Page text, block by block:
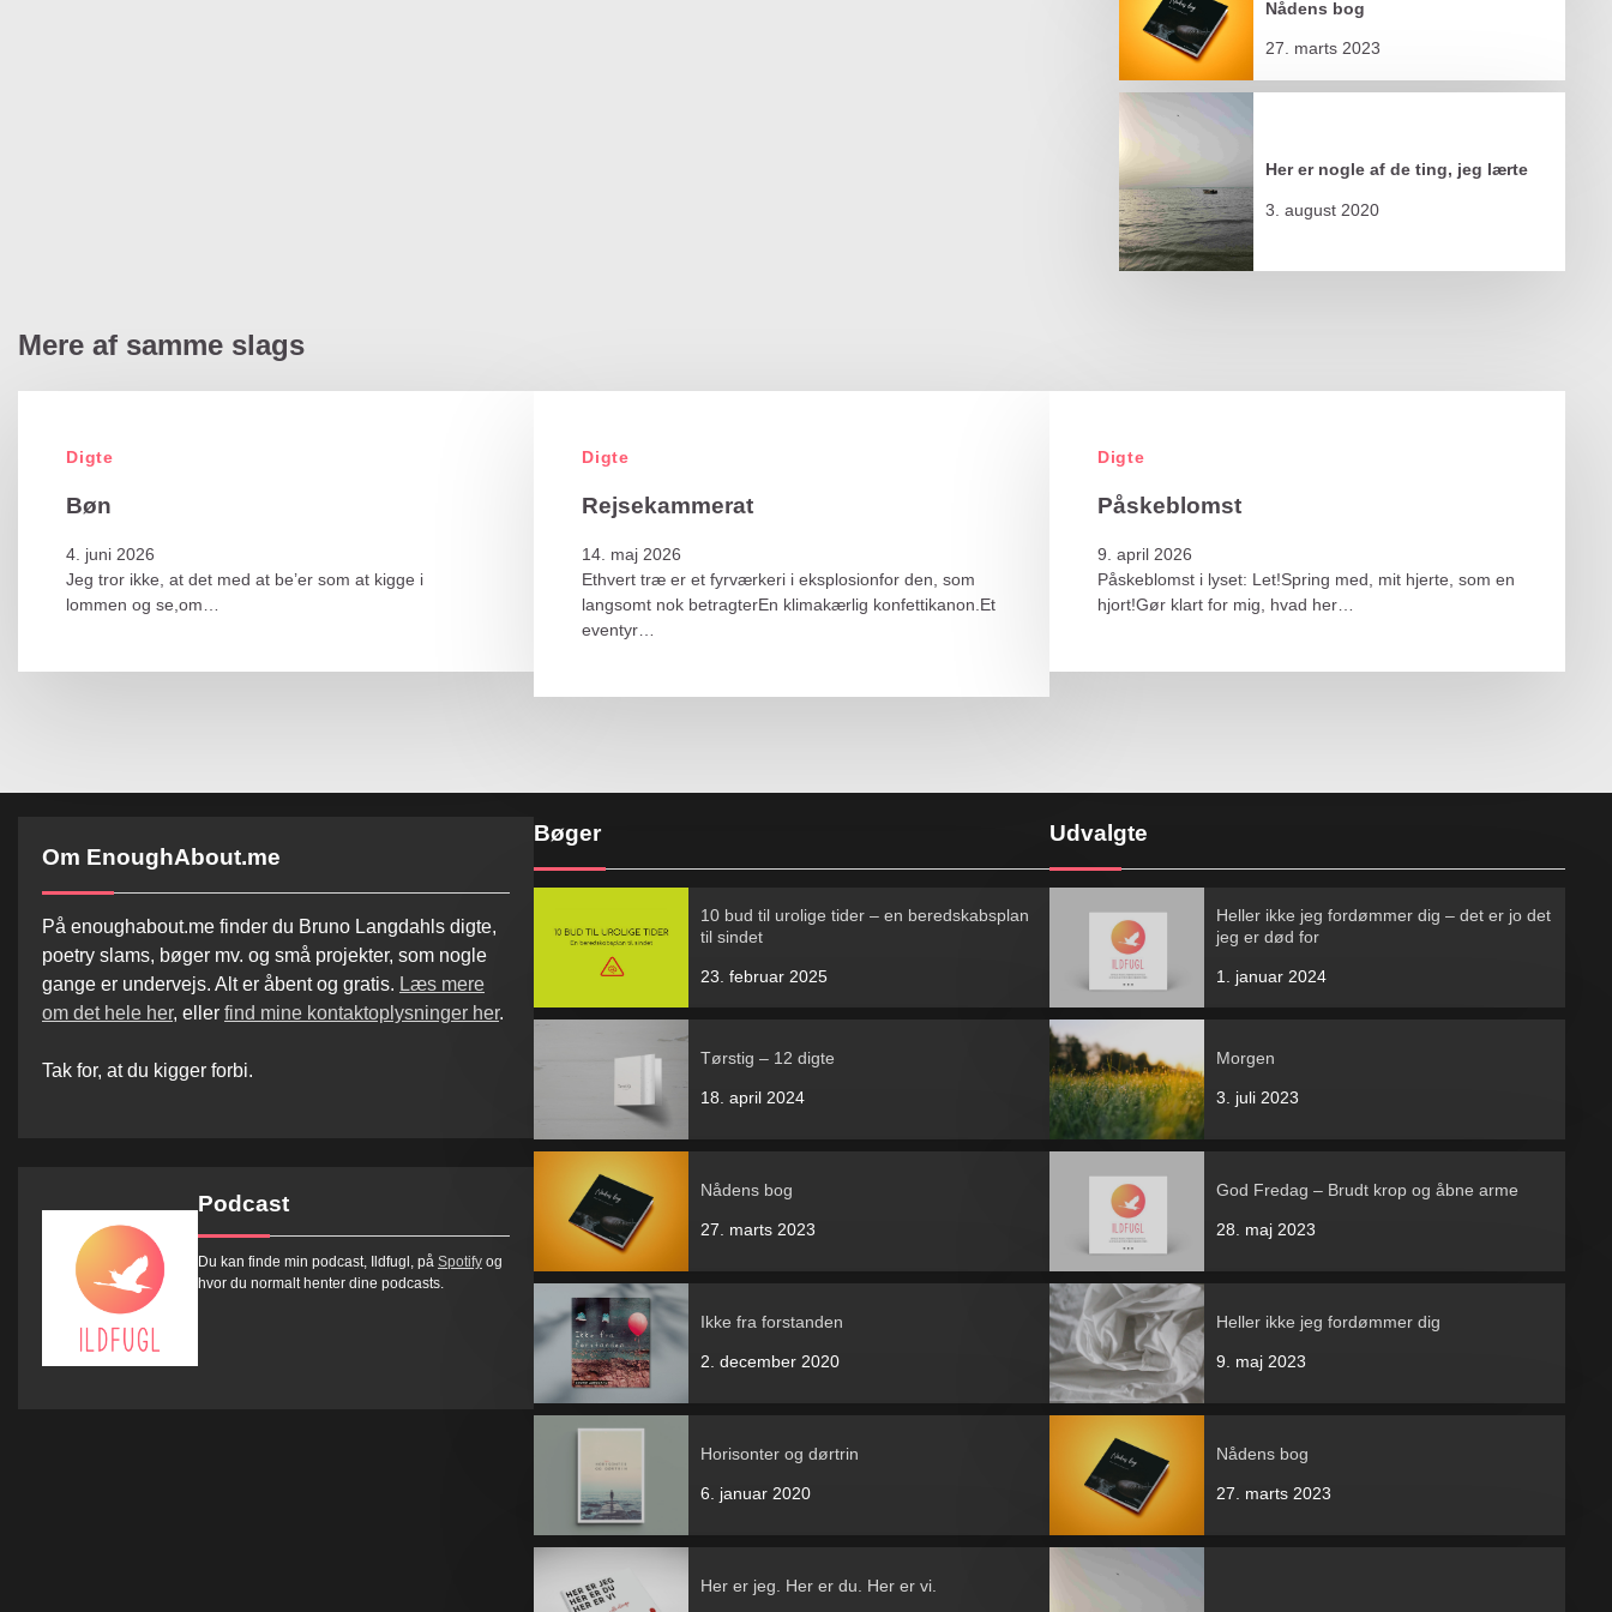
Nådens bog
27. marts 2023
Her er nogle af de ting, jeg lærte
3. august 2020
Mere af samme slags
Digte
Bøn
4. juni 2026
Jeg tror ikke, at det med at be’er som at kigge i
lommen og se,om…
Digte
Rejsekammerat
14. maj 2026
Ethvert træ er et fyrværkeri i eksplosionfor den, som
langsomt nok betragterEn klimakærlig konfettikanon.Et
eventyr…
Digte
Påskeblomst
9. april 2026
Påskeblomst i lyset: Let!Spring med, mit hjerte, som en
hjort!Gør klart for mig, hvad her…
Om EnoughAbout.me
På enoughabout.me finder du Bruno Langdahls digte,
poetry slams, bøger mv. og små projekter, som nogle
gange er undervejs. Alt er åbent og gratis. Læs mere
om det hele her, eller find mine kontaktoplysninger her.
Tak for, at du kigger forbi.
Podcast
Du kan finde min podcast, Ildfugl, på Spotifyog
hvor du normalt henter dine podcasts.
Bøger
10 bud til urolige tider – en beredskabsplan
til sindet
23. februar 2025
Tørstig – 12 digte
18. april 2024
Nådens bog
27. marts 2023
Ikke fra forstanden
2. december 2020
Horisonter og dørtrin
6. januar 2020
Her er jeg. Her er du. Her er vi.
Udvalgte
Heller ikke jeg fordømmer dig – det er jo det
jeg er død for
1. januar 2024
Morgen
3. juli 2023
God Fredag – Brudt krop og åbne arme
28. maj 2023
Heller ikke jeg fordømmer dig
9. maj 2023
Nådens bog
27. marts 2023